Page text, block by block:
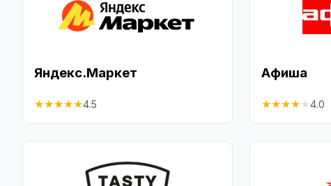
Яндекс.Маркет
★★★★★4.5
Афиша
★★★★★4.0